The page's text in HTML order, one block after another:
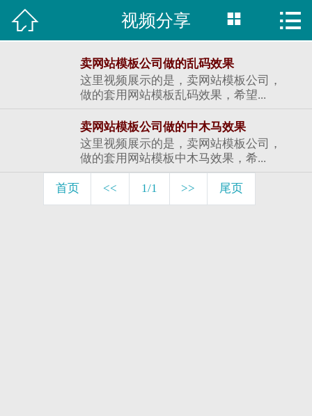
 首页
旺铺案例
服务项目
行业资讯
 视频分享  
卖网站模板公司做的乱码效果
这里视频展示的是，卖网站模板公司，
做的套用网站模板乱码效果，希望...
卖网站模板公司做的中木马效果
这里视频展示的是，卖网站模板公司，
做的套用网站模板中木马效果，希...
首页 << 1/1 >> 尾页